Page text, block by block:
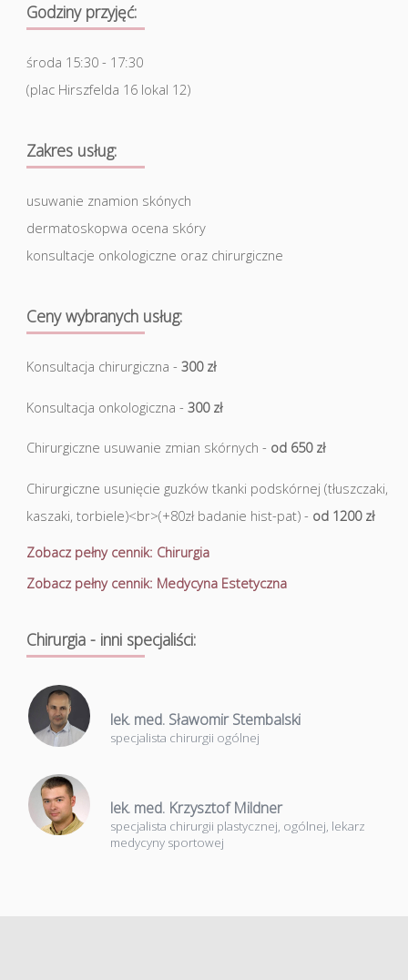
Godziny przyjęć:
środa 15:30 - 17:30
(plac Hirszfelda 16 lokal 12)
Zakres usług:
usuwanie znamion skónych
dermatoskopwa ocena skóry
konsultacje onkologiczne oraz chirurgiczne
Ceny wybranych usług:
Konsultacja chirurgiczna - 300 zł
Konsultacja onkologiczna - 300 zł
Chirurgiczne usuwanie zmian skórnych - od 650 zł
Chirurgiczne usunięcie guzków tkanki podskórnej (tłuszczaki,
kaszaki, torbiele)<br>(+80zł badanie hist-pat) - od 1200 zł
Zobacz pełny cennik: Chirurgia
Zobacz pełny cennik: Medycyna Estetyczna
Chirurgia - inni specjaliści:
lek. med. Sławomir Stembalski
specjalista chirurgii ogólnej
lek. med. Krzysztof Mildner
specjalista chirurgii plastycznej, ogólnej, lekarz
medycyny sportowej